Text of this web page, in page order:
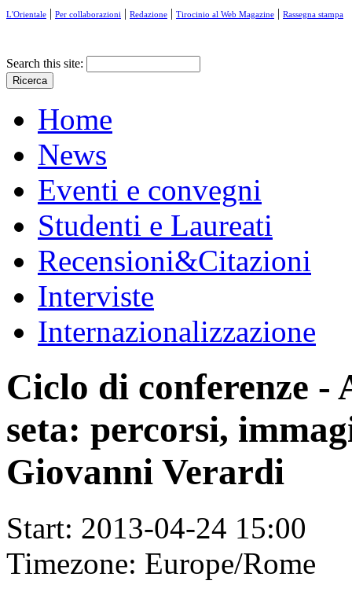
L'Orientale | Per collaborazioni | Redazione | Tirocinio al Web Magazine | Rassegna stampa
Search this site:
Home
News
Eventi e convegni
Studenti e Laureati
Recensioni&Citazioni
Interviste
Internazionalizzazione
Ciclo di conferenze -
seta: percorsi,
Giovanni Verardi
Start: 2013-04-24 15:00
Timezone: Europe/Rome